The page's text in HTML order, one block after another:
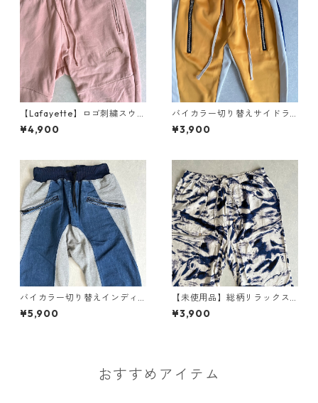
【Lafayette】ロゴ刺繍スウェ
ットジョガーパンツ ピンク L
古着 メンズ
¥4,900
バイカラー切り替えサイドラ
インスウェットパンツ イエロ
ー×ブルー S 古着 メンズ
¥3,900
バイカラー切り替えインディ
ゴスウェットジョガーサルエ
ルパンツ グレー×ブルー S 古
¥5,900
【未使用品】総柄リラックス
イージーパンツ 総柄 2 古着 メ
ンズ
¥3,900
おすすめアイテム